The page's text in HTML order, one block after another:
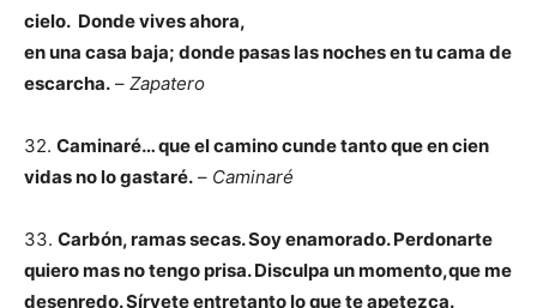
cielo. Donde vives ahora,
en una casa baja; donde pasas las noches en tu cama de
escarcha. – Zapatero
32. Caminaré… que el camino cunde tanto que en cien
vidas no lo gastaré. – Caminaré
33. Carbón, ramas secas. Soy enamorado. Perdonarte
quiero mas no tengo prisa. Disculpa un momento,que me
desenredo. Sírvete entretanto lo que te apetezca.